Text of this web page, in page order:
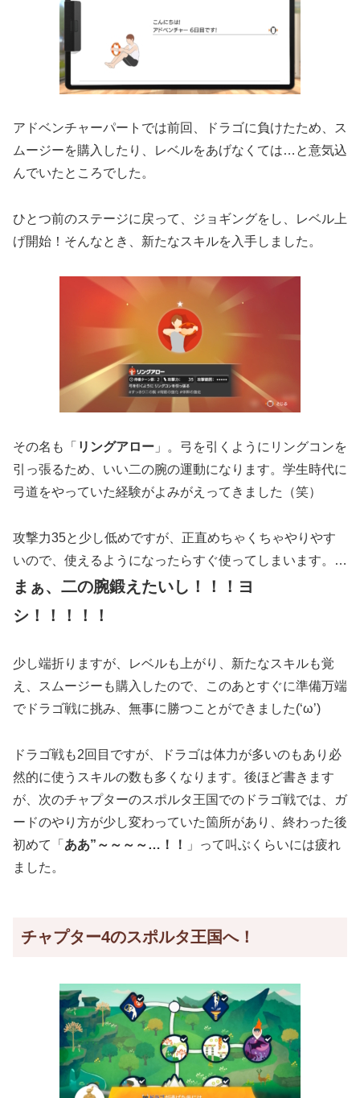
アドベンチャーパートでは前回、ドラゴに負けたため、ス
ムージーを購入したり、レベルをあげなくては…と意気込
んでいたところでした。
ひとつ前のステージに戻って、ジョギングをし、レベル上
げ開始！そんなとき、新たなスキルを入手しました。
その名も「 リングアロー 」。弓を引くようにリングコンを
引っ張るため、いい二の腕の運動になります。学生時代に
弓道をやっていた経験がよみがえってきました（笑）
攻撃力35と少し低めですが、正直めちゃくちゃやりやす
いので、使えるようになったらすぐ使ってしまいます。…
まぁ、二の腕鍛えたいし！！！ヨ
シ！！！！！
少し端折りますが、レベルも上がり、新たなスキルも覚
え、スムージーも購入したので、このあとすぐに準備万端
でドラゴ戦に挑み、無事に勝つことができました(‘ω’)
ドラゴ戦も2回目ですが、ドラゴは体力が多いのもあり必
然的に使うスキルの数も多くなります。後ほど書きます
が、次のチャプターのスポルタ王国でのドラゴ戦では、ガ
ードのやり方が少し変わっていた箇所があり、終わった後
初めて「 ああ”～～～～…！！
」って叫ぶくらいには疲れ
ました。
チャプター4のスポルタ王国へ！